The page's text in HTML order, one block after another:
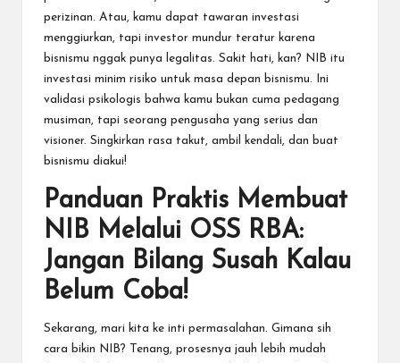
perizinan. Atau, kamu dapat tawaran investasi
menggiurkan, tapi investor mundur teratur karena
bisnismu nggak punya legalitas. Sakit hati, kan? NIB itu
investasi minim risiko untuk masa depan bisnismu. Ini
validasi psikologis bahwa kamu bukan cuma pedagang
musiman, tapi seorang pengusaha yang serius dan
visioner. Singkirkan rasa takut, ambil kendali, dan buat
bisnismu diakui!
Panduan Praktis Membuat
NIB Melalui OSS RBA:
Jangan Bilang Susah Kalau
Belum Coba!
Sekarang, mari kita ke inti permasalahan. Gimana sih
cara bikin NIB? Tenang, prosesnya jauh lebih mudah